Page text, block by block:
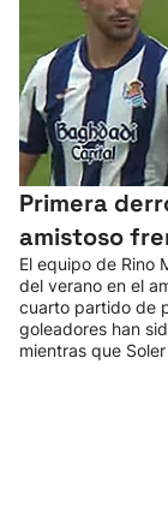
Primera
amistoso
El equipo de Rino
del verano en el
cuarto partido de
goleadores han
mientras que